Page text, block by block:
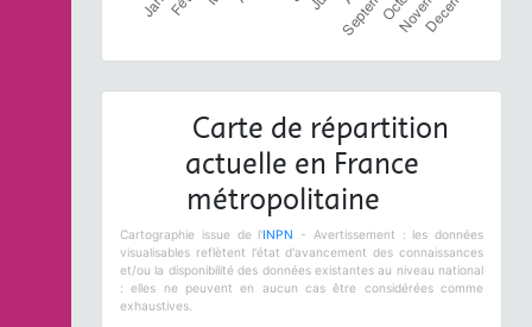
Carte de répartition
actuelle en France
métropolitaine
Cartographie issue de l'INPN
- Avertissement : les données
visualisables reflètent l'état d'avancement des connaissances
et/ou la disponibilité des données existantes au niveau national
: elles ne peuvent en aucun cas être considérées comme
exhaustives.